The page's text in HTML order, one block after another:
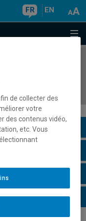
FR EN
de collecter des
votre
des contenus vidéo,
etc. Vous